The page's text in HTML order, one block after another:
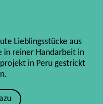
Lieblingsstücke aus
in reiner Handarbeit in
in Peru gestrickt